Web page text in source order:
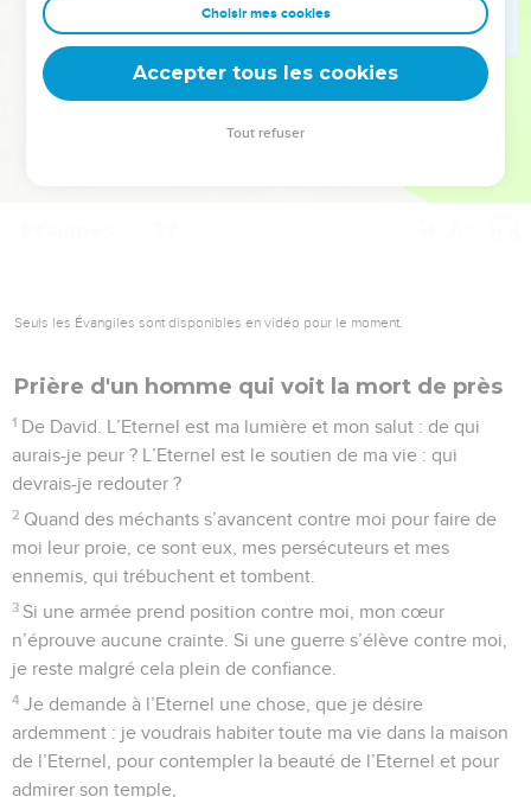
clés pour avancer avec plus de sagesse afin que leurs erreurs
deviennent vos tremplins. Que vous guidiez un ministère, une
équipe, un groupe ou une famille, leur expérience est faite
Seuls les Évangiles sont disponibles en vidéo pour le moment.
Prière d'un homme qui voit la mort de près
1 De David. L’Eternel est ma lumière et mon salut : de qui
aurais-je peur ? L’Eternel est le soutien de ma vie : qui
devrais-je redouter ?
2 Quand des méchants s’avancent contre moi pour faire de
moi leur proie, ce sont eux, mes persécuteurs et mes
ennemis, qui trébuchent et tombent.
3 Si une armée prend position contre moi, mon cœur
n’éprouve aucune crainte. Si une guerre s’élève contre moi,
je reste malgré cela plein de confiance.
4 Je demande à l’Eternel une chose, que je désire
ardemment : je voudrais habiter toute ma vie dans la maison
de l’Eternel, pour contempler la beauté de l’Eternel et pour
admirer son temple,
Choisir mes cookies
Accepter tous les cookies
Tout refuser